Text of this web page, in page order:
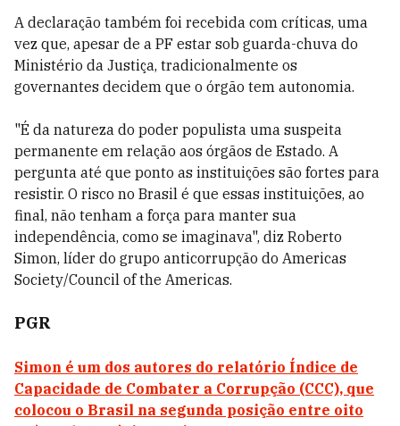
A declaração também foi recebida com críticas, uma
vez que, apesar de a PF estar sob guarda-chuva do
Ministério da Justiça, tradicionalmente os
governantes decidem que o órgão tem autonomia.
"É da natureza do poder populista uma suspeita
permanente em relação aos órgãos de Estado. A
pergunta até que ponto as instituições são fortes para
resistir. O risco no Brasil é que essas instituições, ao
final, não tenham a força para manter sua
independência, como se imaginava", diz Roberto
Simon, líder do grupo anticorrupção do Americas
Society/Council of the Americas.
PGR
Simon é um dos autores do relatório Índice de
Capacidade de Combater a Corrupção (CCC), que
colocou o Brasil na segunda posição entre oito